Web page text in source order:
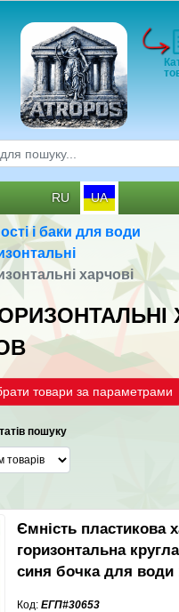
RU UA
і баки для води
харчові
товари за параметрами
пошуку
Ємність пластикова
горизонтальна
синя бочка для води
Код: ЕГП#30653